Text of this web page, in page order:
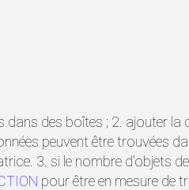
des boîtes ; 2. ajouter la
peuvent être trouvées
3. si le nombre d'objets
pour être en mesure de